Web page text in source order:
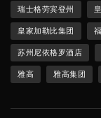
瑞士格劳宾登州
皇家加勒比集团
苏州尼依格罗酒店
雅高 雅高集团